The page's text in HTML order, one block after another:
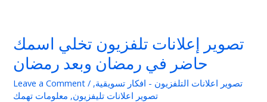
تصوير إعلانات تلفزيون تخلي اسمك
حاضر في رمضان وبعد رمضان
Leave a Comment / تصوير اعلانات التلفزيون - افكار تسويقية,
تصوير اعلانات تليفزيون, معلومات تهمك